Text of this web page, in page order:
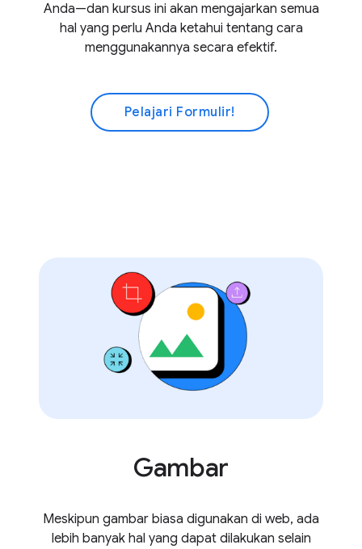
Anda—dan kursus ini akan mengajarkan semua
hal yang perlu Anda ketahui tentang cara
menggunakannya secara efektif.
Pelajari Formulir!
Gambar
Meskipun gambar biasa digunakan di web, ada
lebih banyak hal yang dapat dilakukan selain